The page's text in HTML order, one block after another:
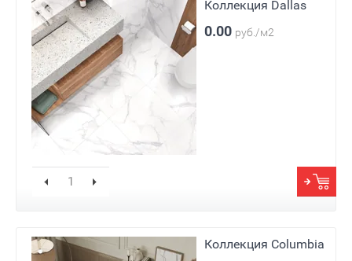
Коллекция Dallas
0.00 руб./м2
Коллекция Columbia